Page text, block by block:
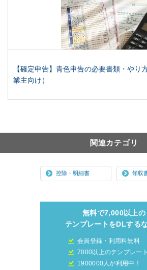
【確定申告】青色申告の必要書類・やり
業主向け）
関連カテゴリ
控除・明細書 領収
無料で7,000以上の
テンプレートをDLする
会員登録・利用料無料
7000以上のテンプレート
1900000人が利用中！